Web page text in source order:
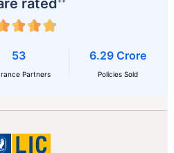
rated
53
Partners
6.29 Crore
Policies Sold